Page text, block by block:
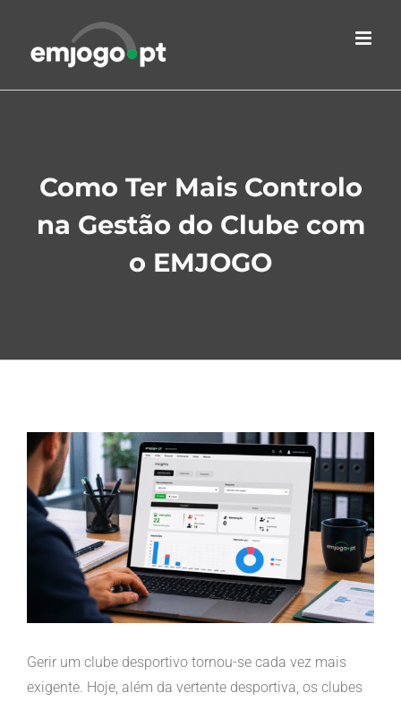
content
Como Ter Mais Controlo
na Gestão do Clube com
o EMJOGO
View
Larger
Image
Gerir um clube desportivo tornou-se cada vez mais
exigente. Hoje, além da vertente desportiva, os clubes